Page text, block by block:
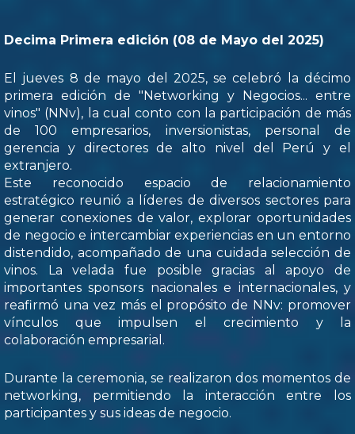
Decima Primera edición (08 de Mayo del 2025)
El jueves 8 de mayo del 2025, se celebró la décimo
primera edición de "Networking y Negocios... entre
vinos" (NNv), la cual conto con la participación de más
de 100 empresarios, inversionistas, personal de
gerencia y directores de alto nivel del Perú y el
extranjero.
Este reconocido espacio de relacionamiento
estratégico reunió a líderes de diversos sectores para
generar conexiones de valor, explorar oportunidades
de negocio e intercambiar experiencias en un entorno
distendido, acompañado de una cuidada selección de
vinos. La velada fue posible gracias al apoyo de
importantes sponsors nacionales e internacionales, y
reafirmó una vez más el propósito de NNv: promover
vínculos que impulsen el crecimiento y la
colaboración empresarial.
Durante la ceremonia, se realizaron dos momentos de
networking, permitiendo la interacción entre los
participantes y sus ideas de negocio.